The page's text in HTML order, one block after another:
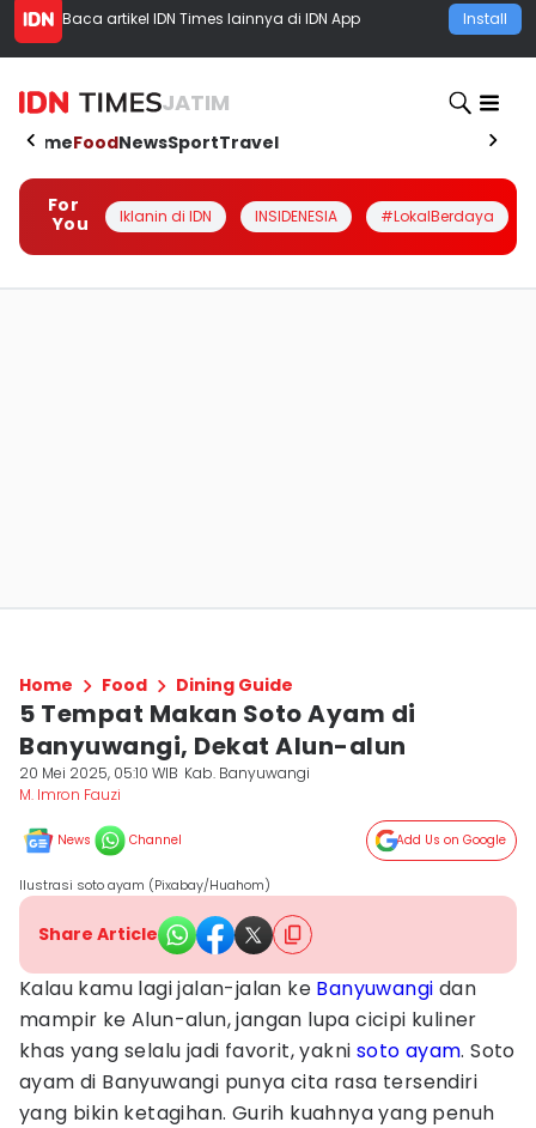
Baca artikel IDN Times lainnya di IDN App Install
JATIM
HomeFoodNewsSportTravel
For
You
Iklanin di IDN INSIDENESIA #LokalBerdaya
Home Food Dining Guide
5 Tempat Makan Soto Ayam di
Banyuwangi, Dekat Alun-alun
20 Mei 2025, 05:10 WIB Kab. Banyuwangi
M. Imron Fauzi
News Channel Add Us on Google
Ilustrasi soto ayam (Pixabay/Huahom)
Share Article
Kalau kamu lagi jalan-jalan ke Banyuwangi dan
mampir ke Alun-alun, jangan lupa cicipi kuliner
khas yang selalu jadi favorit, yakni soto ayam. Soto
ayam di Banyuwangi punya cita rasa tersendiri
yang bikin ketagihan. Gurih kuahnya yang penuh